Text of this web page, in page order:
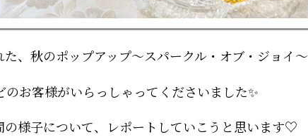
、秋のポップアップ～スパークル・オブ・ジョイ～
のお客様がいらっしゃってくださいました✨
の様子について、レポートしていこうと思います♡